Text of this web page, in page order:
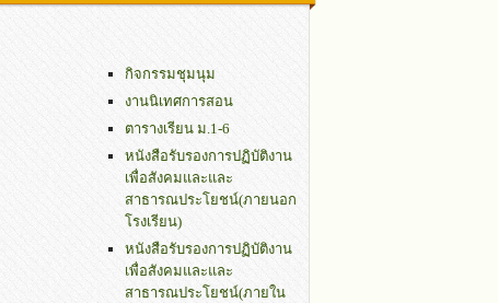
กิจกรรมชุมนุม
งานนิเทศการสอน
ตารางเรียน ม.1-6
หนังสือรับรองการปฏิบัติงาน
เพื่อสังคมและและ
สาธารณประโยชน์(ภายนอก
โรงเรียน)
หนังสือรับรองการปฏิบัติงาน
เพื่อสังคมและและ
สาธารณประโยชน์(ภายใน